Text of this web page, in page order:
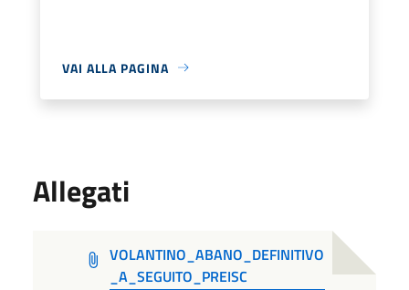
VAI ALLA PAGINA
Allegati
VOLANTINO_ABANO_DEFINITIVO
_A_SEGUITO_PREISC